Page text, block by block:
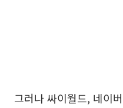
그러나 싸이월드, 네이